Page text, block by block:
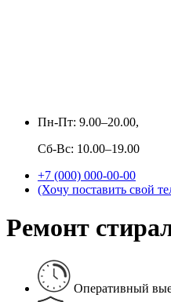
Пн-Пт: 9.00–20.00,
Сб-Вс: 10.00–19.00
+7 (000) 000-00-00
(Хочу поставить свой
Ремонт
Оперативный